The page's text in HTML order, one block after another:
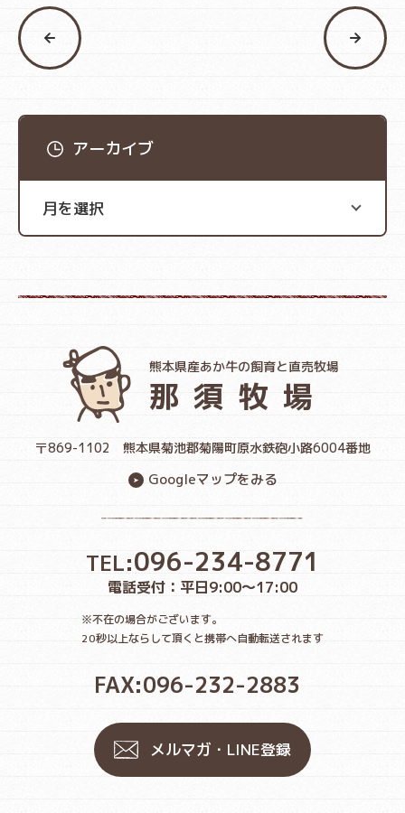
アーカイブ
熊本県産あか牛の飼育と直売牧場
那須牧場
〒869-1102 熊本県菊池郡菊陽町原水鉄砲小路6004番地
Googleマップをみる
TEL:096-234-8771
電話受付：平日9:00〜17:00
※不在の場合がございます。
20秒以上ならして頂くと携帯へ自動転送されます
FAX:096-232-2883
メルマガ・LINE登録